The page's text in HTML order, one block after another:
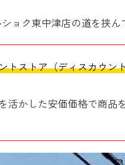
ョク東中津店の道を挟ん
トストア（ディスカウン
活かした安価価格で商品